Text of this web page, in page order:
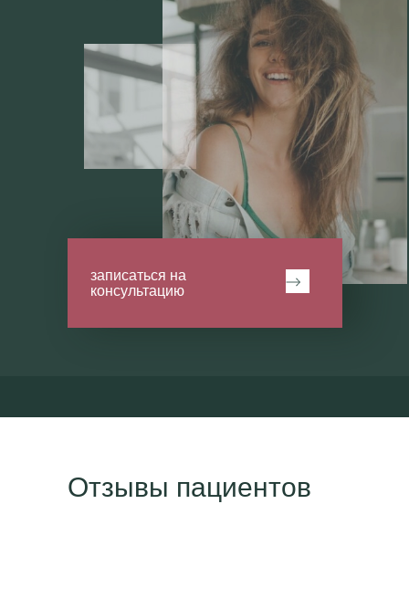
записаться на
консультацию
Отзывы пациентов